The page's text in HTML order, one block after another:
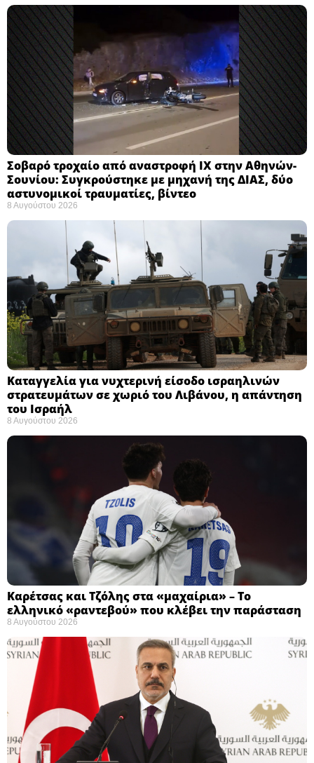
Σοβαρό τροχαίο από αναστροφή ΙΧ στην Αθηνών-
Σουνίου: Συγκρούστηκε με μηχανή της ΔΙΑΣ, δύο
αστυνομικοί τραυματίες, βίντεο
8 Αυγούστου 2026
Καταγγελία για νυχτερινή είσοδο ισραηλινών
στρατευμάτων σε χωριό του Λιβάνου, η απάντηση
του Ισραήλ
8 Αυγούστου 2026
Καρέτσας και Τζόλης στα «μαχαίρια» – Το
ελληνικό «ραντεβού» που κλέβει την παράσταση
8 Αυγούστου 2026